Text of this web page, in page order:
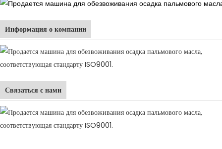
Информация о компании
Связаться с нами